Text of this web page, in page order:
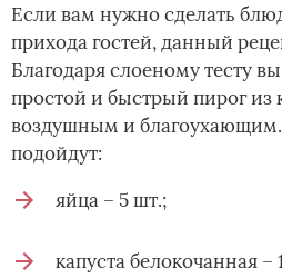
Если вам нужно сделать
прихода гостей, данный
Благодаря слоеному тесту
простой и быстрый пирог из
воздушным и
подойдут:
яйца – 5 шт.;
капуста белокочанная –